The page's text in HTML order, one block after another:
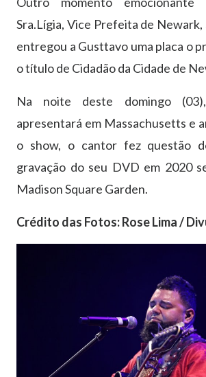
Sra.Lígia, Vice Prefeita de Newark,
entregou a Gusttavo uma placa o
o título de Cidadão da Cidade de
Na noite deste domingo
apresentará em Massachusetts e
o show, o cantor fez questão
gravação do seu DVD em 2020
Madison Square Garden.
Crédito das Fotos: Rose Lima /